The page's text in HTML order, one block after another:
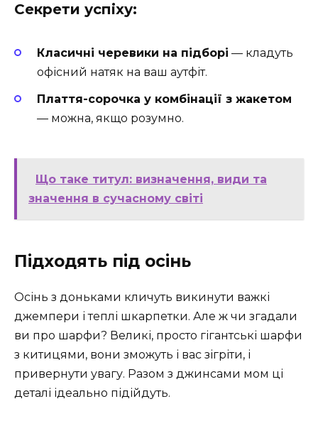
Секрети успіху:
Класичні черевики на підборі — кладуть
офісний натяк на ваш аутфіт.
Плаття-сорочка у комбінації з жакетом
— можна, якщо розумно.
Що таке титул: визначення, види та
значення в сучасному світі
Підходять під осінь
Осінь з доньками кличуть викинути важкі
джемпери і теплі шкарпетки. Але ж чи згадали
ви про шарфи? Великі, просто гігантські шарфи
з китицями, вони зможуть і вас зігріти, і
привернути увагу. Разом з джинсами мом ці
деталі ідеально підійдуть.